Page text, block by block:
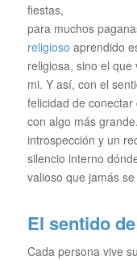
fiestas,
para muchos
religioso aprendido
religiosa, sino el
mi. Y así, con el
felicidad de
con algo más
introspección y un
silencio interno
valioso que jamás
El sentido
Cada persona vive